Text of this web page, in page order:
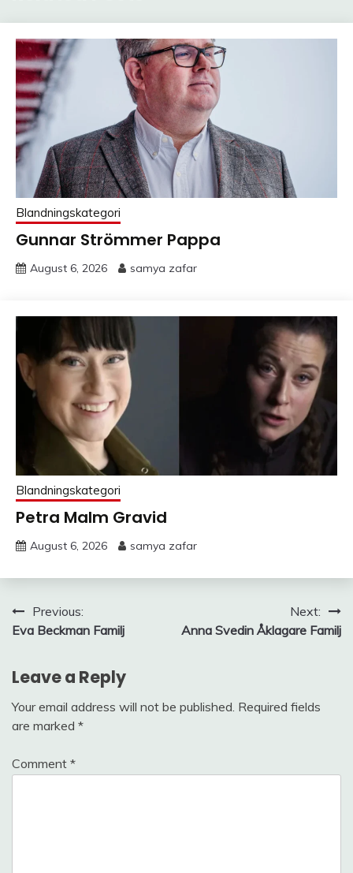
Blandningskategori
Gunnar Strömmer Pappa
August 6, 2026 samya zafar
Blandningskategori
Petra Malm Gravid
August 6, 2026 samya zafar
Post
navigation
Previous:
Eva Beckman Familj
Next:
Anna Svedin Åklagare Familj
Leave a Reply
Your email address will not be published. Required fields
are marked *
Comment *